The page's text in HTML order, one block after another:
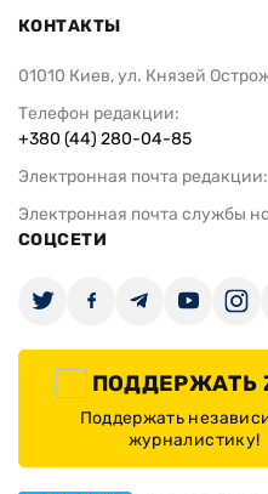
КОНТАКТЫ
01010 Киев, ул. Князей
Телефон редакции:
+380 (44) 280-04-85
Электронная почта редакции:
Электронная почта службы
СОЦСЕТИ
ПОДДЕРЖАТЬ
Поддержать
журналистику!